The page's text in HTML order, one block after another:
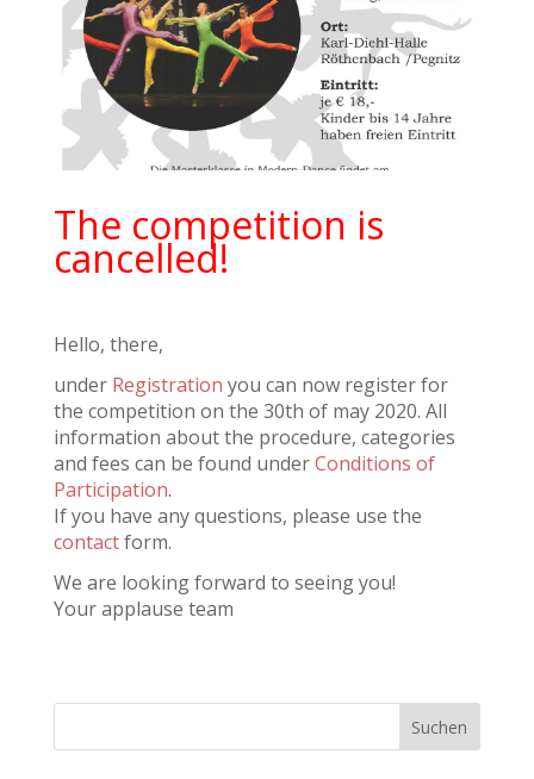
The competition is
cancelled!
Hello, there,
under Registration you can now register for
the competition on the 30th of may 2020. All
information about the procedure, categories
and fees can be found underConditions of
Participation.
If you have any questions, please use the
contactform.
We are looking forward to seeing you!
Your applause team